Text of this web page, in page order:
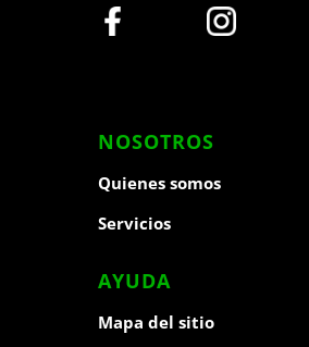
NOSOTROS
Quienes somos
Servicios
AYUDA
Mapa del sitio